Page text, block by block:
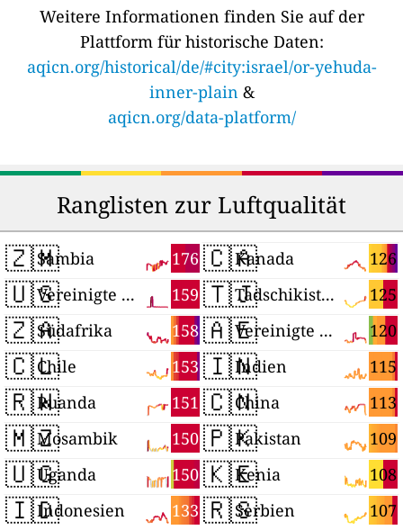
Weitere Informationen finden Sie auf der
Plattform für historische Daten:
aqicn.org/historical/de/#city:israel/or-yehuda-
inner-plain &
aqicn.org/data-platform/
Ranglisten zur Luftqualität
🇿🇲 176
Sambia
🇺🇸 159
Vereinigte Staaten
🇿🇦 158
Südafrika
🇨🇱 153
Chile
🇷🇼 151
Ruanda
🇲🇿 150
Mosambik
🇺🇬 150
Uganda
🇮🇩 133
Indonesien
🇨🇦 126
Kanada
🇹🇯 125
Tadschikistan
🇦🇪 120
Vereinigte Arabische Emirate
🇮🇳 115
Indien
🇨🇳 113
China
🇵🇰 109
Pakistan
🇰🇪 108
Kenia
🇷🇸 107
Serbien